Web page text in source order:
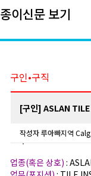
종이신문 보기
구인•구직
[구인] ASLAN
작성자루아빠지역
업종(혹은 상호):